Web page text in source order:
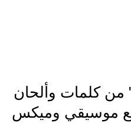
من كلمات وألحان
موسيقي وميكس